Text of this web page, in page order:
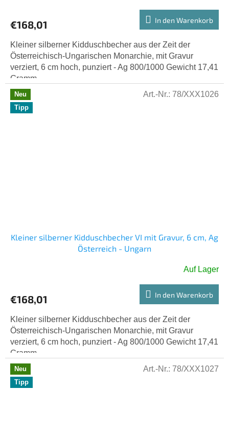
€168,01 In den Warenkorb
Kleiner silberner Kidduschbecher aus der Zeit der
Österreichisch-Ungarischen Monarchie, mit Gravur
verziert, 6 cm hoch, punziert - Ag 800/1000 Gewicht 17,41
Gramm.
Neu
Tipp
Kleiner silberner Kidduschbecher VI mit Gravur, 6 cm, Ag
Österreich - Ungarn
Auf Lager
€168,01 In den Warenkorb
Kleiner silberner Kidduschbecher aus der Zeit der
Österreichisch-Ungarischen Monarchie, mit Gravur
verziert, 6 cm hoch, punziert - Ag 800/1000 Gewicht 17,41
Gramm.
Art.-Nr.: 78/XXX1026
Neu
Tipp
Art.-Nr.: 78/XXX1027